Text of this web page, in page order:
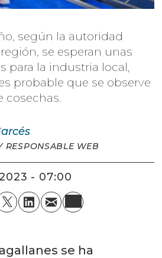
según la autoridad
se esperan unas
para la industria local,
probable que se observe
cosechas.
RESPONSABLE WEB
- 07:00
se ha